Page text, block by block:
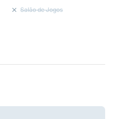
Salão de Jogos